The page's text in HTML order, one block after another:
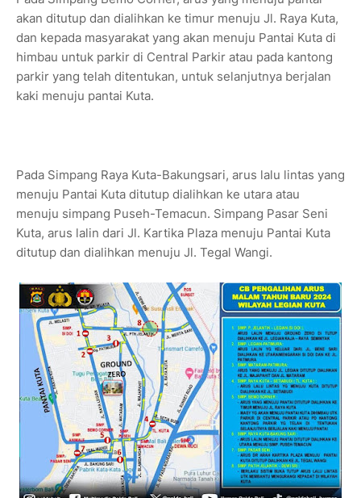
akan ditutup dan dialihkan ke timur menuju Jl. Raya Kuta,
dan kepada masyarakat yang akan menuju Pantai Kuta di
himbau untuk parkir di Central Parkir atau pada kantong
parkir yang telah ditentukan, untuk selanjutnya berjalan
kaki menuju pantai Kuta.
Pada Simpang Raya Kuta-Bakungsari, arus lalu lintas yang
menuju Pantai Kuta ditutup dialihkan ke utara atau
menuju simpang Puseh-Temacun. Simpang Pasar Seni
Kuta, arus lalin dari Jl. Kartika Plaza menuju Pantai Kuta
ditutup dan dialihkan menuju Jl. Tegal Wangi.